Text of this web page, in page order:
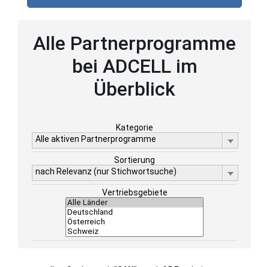
Alle Partnerprogramme
bei ADCELL im
Überblick
Kategorie
Alle aktiven Partnerprogramme
Sortierung
nach Relevanz (nur Stichwortsuche)
Vertriebsgebiete